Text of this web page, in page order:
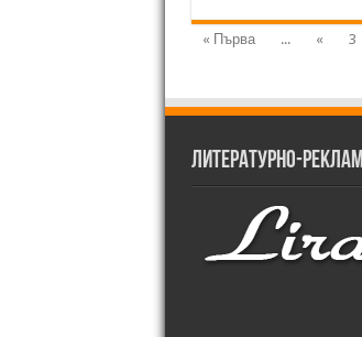
« Първа ... « 3
Литературно-